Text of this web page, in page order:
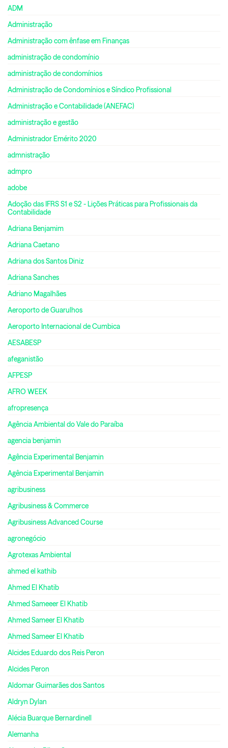
ADM
Administração
Administração com ênfase em Finanças
administração de condomínio
administração de condomínios
Administração de Condomínios e Síndico Profissional
Administração e Contabilidade (ANEFAC)
administração e gestão
Administrador Emérito 2020
admnistração
admpro
adobe
Adoção das IFRS S1 e S2 - Lições Práticas para Profissionais da
Contabilidade
Adriana Benjamim
Adriana Caetano
Adriana dos Santos Diniz
Adriana Sanches
Adriano Magalhães
Aeroporto de Guarulhos
Aeroporto Internacional de Cumbica
AESABESP
afeganistão
AFPESP
AFRO WEEK
afropresença
Agência Ambiental do Vale do Paraíba
agencia benjamin
Agência Experimental Benjamin
Agência Experimental Benjamin
agribusiness
Agribusiness & Commerce
Agribusiness Advanced Course
agronegócio
Agrotexas Ambiental
ahmed el kathib
Ahmed El Khatib
Ahmed Sameeer El Khatib
Ahmed Sameer El Khatib
Ahmed Sameer El Khatib
Alcides Eduardo dos Reis Peron
Alcides Peron
Aldomar Guimarães dos Santos
Aldryn Dylan
Alécia Buarque Bernardinell
Alemanha